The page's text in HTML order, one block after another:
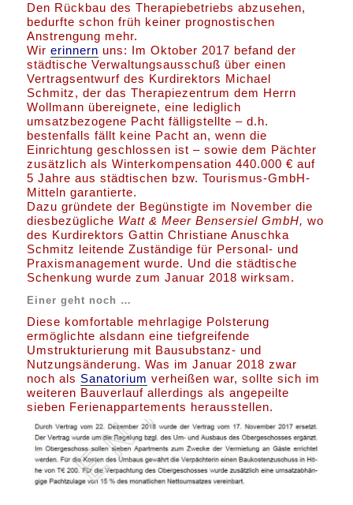
Den Rückbau des Therapiebetriebs abzusehen,
bedurfte schon früh keiner prognostischen
Anstrengung mehr.
Wirerinnern uns: Im Oktober 2017 befand der
städtische Verwaltungsausschuß über einen
Vertragsentwurf des Kurdirektors Michael
Schmitz, der das Therapiezentrum dem Herrn
Wollmann übereignete, eine lediglich
umsatzbezogene Pacht fälligstellte – d.h.
bestenfalls fällt keine Pacht an, wenn die
Einrichtung geschlossen ist – sowie dem Pächter
zusätzlich als Winterkompensation 440.000 € auf
5 Jahre aus städtischen bzw. Tourismus-GmbH-
Mitteln garantierte.
Dazu gründete der Begünstigte im November die
diesbezügliche Watt & Meer Bensersiel GmbH,wo
des Kurdirektors Gattin Christiane Anuschka
Schmitz leitende Zuständige für Personal- und
Praxismanagement wurde. Und die städtische
Schenkung wurde zum Januar 2018 wirksam.
Einer geht noch …
Diese komfortable mehrlagige Polsterung
ermöglichte alsdann eine tiefgreifende
Umstrukturierung mit Bausubstanz- und
Nutzungsänderung. Was im Januar 2018 zwar
noch als Sanatorium verheißen war, sollte sich im
weiteren Bauverlauf allerdings als angepeilte
sieben Ferienappartements herausstellen.